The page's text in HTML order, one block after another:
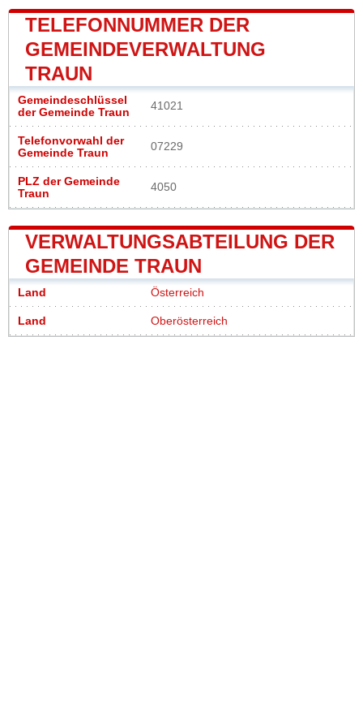
TELEFONNUMMER DER
GEMEINDEVERWALTUNG
TRAUN
Gemeindeschlüssel
der Gemeinde Traun
41021
Telefonvorwahl der
Gemeinde Traun
07229
PLZ der Gemeinde
Traun
4050
VERWALTUNGSABTEILUNG DER
GEMEINDE TRAUN
Land Österreich
Land Oberösterreich